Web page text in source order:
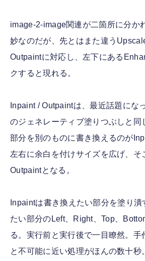
image-2-image関連が二箇所に分か
妙なのだが、先とはまた違う
Outpaintに対応し、左下にある
クすると現れる。
Inpaint / Outpaintは、最近話題にな
のジェネレーティブ塗りつぶしと同
部分を別のものに書き換えるのが
左右に余白を付けサイズを広げ、そ
Outpaintとなる。
Inpaintは書き換えたい部分を塗り
たい部分のLeft、Right、Top、
る。実行前と実行後で一目瞭然。手
と不可能に近い処理がほんの数十秒